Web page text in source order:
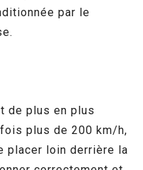
par le
de plus en plus
plus de 200 km/h,
placer loin derrière la